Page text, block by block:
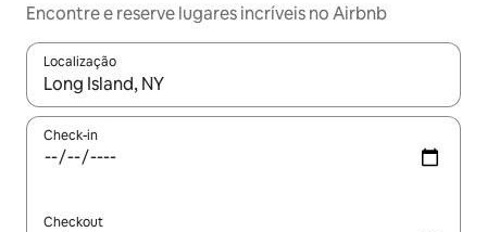
Encontre e reserve lugares incríveis no Airbnb
Localização
Quando os resultados estiverem disponíveis, explore-os
Check-in
Checkout